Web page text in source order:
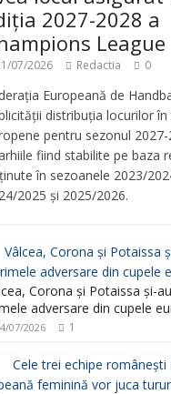
2027-2028 a
League
07/2026 Redactia 0
Europeană de
distribuția locurilor în
pentru sezonul 2027-
fiind stabilite pe baza
în sezoanele 2023/
2025 și 2025/2026.
Corona și Potaissa și-
adversare din cupele
07/2026 1